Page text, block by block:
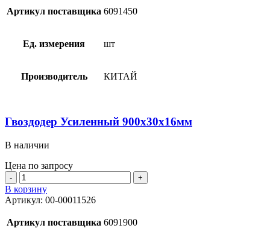
450х22х12мм
Артикул поставщика 6091450
Ед. измерения шт
Производитель КИТАЙ
Гвоздодер Усиленный 900х30х16мм
В наличии
Цена по запросу
Количество
товара
Гвоздодер
Усиленный
900х30х16мм
В корзину
Артикул: 00-00011526
Артикул поставщика 6091900